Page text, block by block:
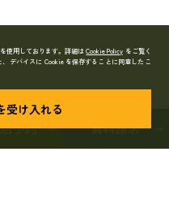
使用しております。詳細はCookie Policy をご覧く
デバイスに Cookie を保存することに同意したこ
受け入れる